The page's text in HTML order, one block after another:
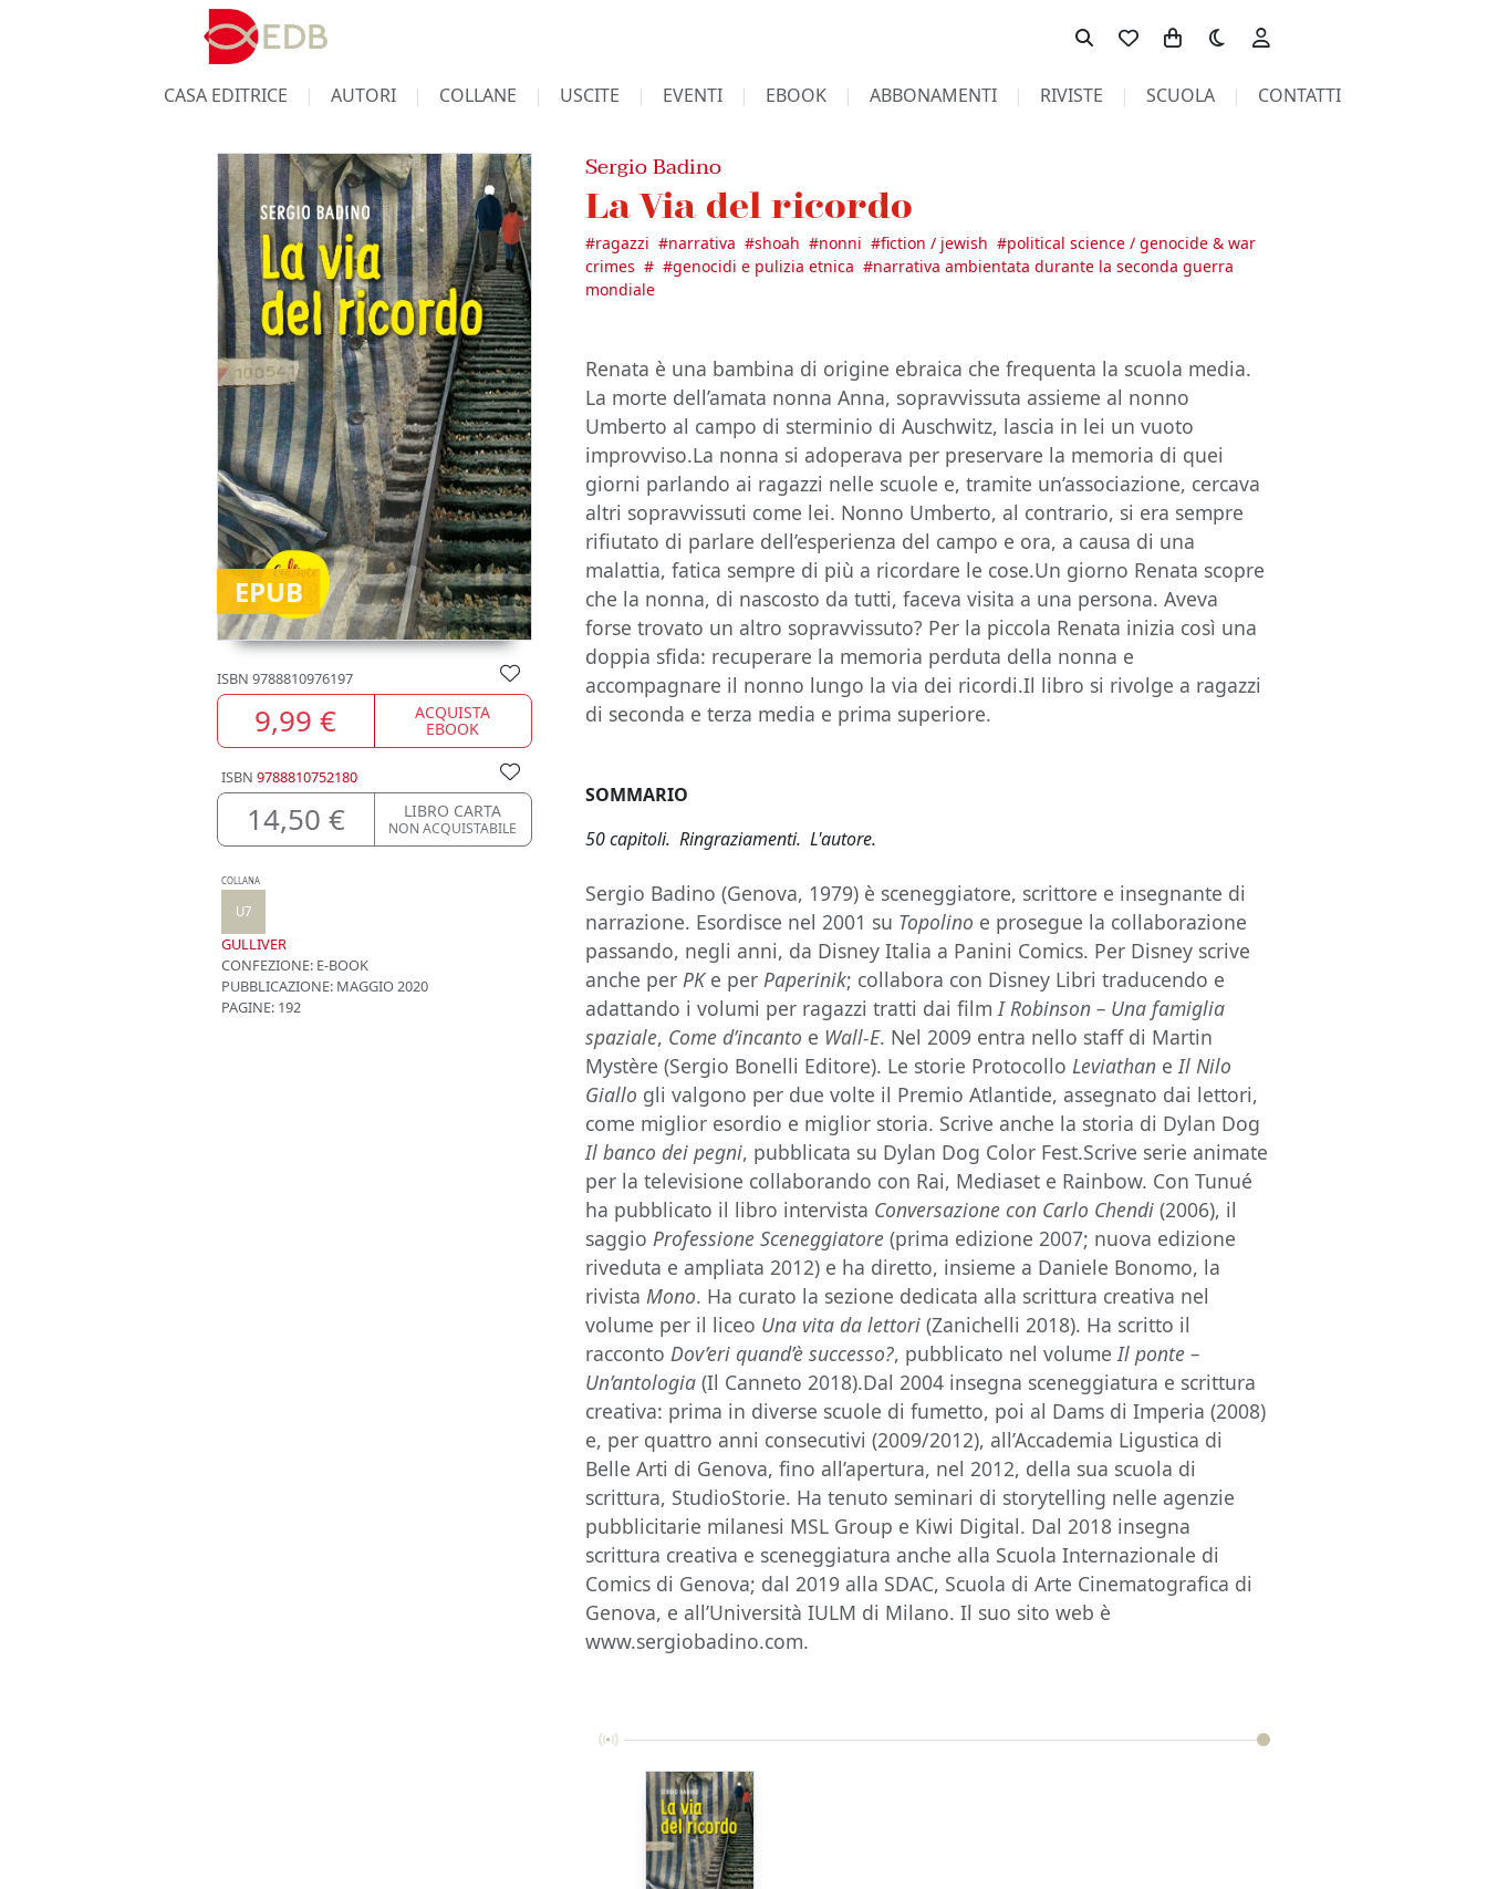
Toggle theme
CASA EDITRICE AUTORI COLLANE USCITE EVENTI EBOOK ABBONAMENTI RIVISTE SCUOLA CONTATTI
EPUB
ISBN 9788810976197
9,99 € ACQUISTA
EBOOK
ISBN 9788810752180
14,50 € LIBRO CARTA
NON ACQUISTABILE
COLLANA
U7
GULLIVER
CONFEZIONE: E-BOOK
PUBBLICAZIONE: MAGGIO 2020
PAGINE: 192
Sergio Badino
La Via del ricordo
#ragazzi #narrativa #shoah #nonni #fiction / jewish #political science / genocide & war
crimes # #genocidi e pulizia etnica #narrativa ambientata durante la seconda guerra
mondiale
Renata è una bambina di origine ebraica che frequenta la scuola media.
La morte dell’amata nonna Anna, sopravvissuta assieme al nonno
Umberto al campo di sterminio di Auschwitz, lascia in lei un vuoto
improvviso.La nonna si adoperava per preservare la memoria di quei
giorni parlando ai ragazzi nelle scuole e, tramite un’associazione, cercava
altri sopravvissuti come lei. Nonno Umberto, al contrario, si era sempre
rifiutato di parlare dell’esperienza del campo e ora, a causa di una
malattia, fatica sempre di più a ricordare le cose.Un giorno Renata scopre
che la nonna, di nascosto da tutti, faceva visita a una persona. Aveva
forse trovato un altro sopravvissuto? Per la piccola Renata inizia così una
doppia sfida: recuperare la memoria perduta della nonna e
accompagnare il nonno lungo la via dei ricordi.Il libro si rivolge a ragazzi
di seconda e terza media e prima superiore.
SOMMARIO
50 capitoli. Ringraziamenti. L'autore.
Sergio Badino (Genova, 1979) è sceneggiatore, scrittore e insegnante di
narrazione. Esordisce nel 2001 su Topolino e prosegue la collaborazione
passando, negli anni, da Disney Italia a Panini Comics. Per Disney scrive
anche perPKe perPaperinik; collabora con Disney Libri traducendo e
adattando i volumi per ragazzi tratti dai filmI Robinson – Una famiglia
spaziale, Come d’incanto e Wall-E. Nel 2009 entra nello staff di Martin
Mystère (Sergio Bonelli Editore). Le storie ProtocolloLeviathan eIl Nilo
Giallo gli valgono per due volte il Premio Atlantide, assegnato dai lettori,
come miglior esordio e miglior storia. Scrive anche la storia di Dylan Dog
Il banco dei pegni, pubblicata su Dylan Dog Color Fest.Scrive serie animate
per la televisione collaborando con Rai, Mediaset e Rainbow. Con Tunué
ha pubblicato il libro intervista Conversazione con Carlo Chendi (2006), il
saggioProfessione Sceneggiatore (prima edizione 2007; nuova edizione
riveduta e ampliata 2012) e ha diretto, insieme a Daniele Bonomo, la
rivistaMono. Ha curato la sezione dedicata alla scrittura creativa nel
volume per il liceo Una vita da lettori (Zanichelli 2018). Ha scritto il
raccontoDov’eri quand’è successo?, pubblicato nel volumeIl ponte –
Un’antologia (Il Canneto 2018).Dal 2004 insegna sceneggiatura e scrittura
creativa: prima in diverse scuole di fumetto, poi al Dams di Imperia (2008)
e, per quattro anni consecutivi (2009/2012), all’Accademia Ligustica di
Belle Arti di Genova, fino all’apertura, nel 2012, della sua scuola di
scrittura, StudioStorie. Ha tenuto seminari di storytelling nelle agenzie
pubblicitarie milanesi MSL Group e Kiwi Digital. Dal 2018 insegna
scrittura creativa e sceneggiatura anche alla Scuola Internazionale di
Comics di Genova; dal 2019 alla SDAC, Scuola di Arte Cinematografica di
Genova, e all’Università IULM di Milano. Il suo sito web è
www.sergiobadino.com.